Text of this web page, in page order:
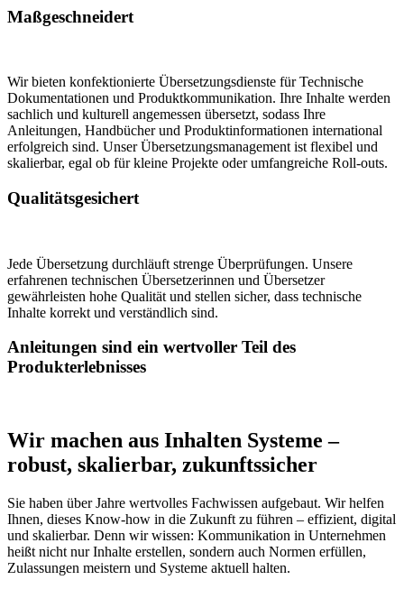
Maßgeschneidert
Wir bieten konfektionierte Übersetzungsdienste für Technische
Dokumentationen und Produktkommunikation. Ihre Inhalte werden
sachlich und kulturell angemessen übersetzt, sodass Ihre
Anleitungen, Handbücher und Produktinformationen international
erfolgreich sind. Unser Übersetzungsmanagement ist flexibel und
skalierbar, egal ob für kleine Projekte oder umfangreiche Roll-outs.
Qualitätsgesichert
Jede Übersetzung durchläuft strenge Überprüfungen. Unsere
erfahrenen technischen Übersetzerinnen und Übersetzer
gewährleisten hohe Qualität und stellen sicher, dass technische
Inhalte korrekt und verständlich sind.
Anleitungen sind ein wertvoller Teil des
Produkterlebnisses
Wir machen aus Inhalten Systeme –
robust, skalierbar, zukunftssicher
Sie haben über Jahre wertvolles Fachwissen aufgebaut. Wir helfen
Ihnen, dieses Know-how in die Zukunft zu führen – effizient, digital
und skalierbar. Denn wir wissen: Kommunikation in Unternehmen
heißt nicht nur Inhalte erstellen, sondern auch Normen erfüllen,
Zulassungen meistern und Systeme aktuell halten.